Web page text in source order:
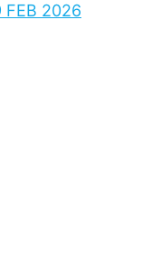
FEB 2026